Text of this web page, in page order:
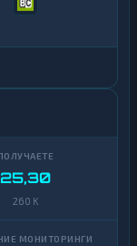
25,30
260 K